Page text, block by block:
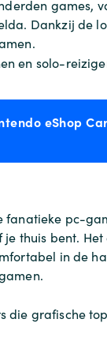
games,
Dankzij de
en solo-
eShop
fanatieke pc-
je thuis bent.
in de
die grafische